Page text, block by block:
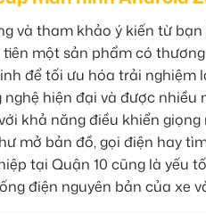
và tham khảo ý kiến từ
một sản phẩm có
để tối ưu hóa trải
hiện đại và được
khả năng điều khiển
mở bản đồ, gọi điện hay
tại Quận 10 cũng là yếu
điện nguyên bản của xe